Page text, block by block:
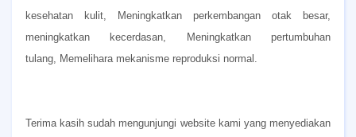
kesehatan kulit,
Meningkatkan perkembangan otak besar,
meningkatkan kecerdasan,
Meningkatkan pertumbuhan
tulang,
Memelihara mekanisme reproduksi normal.
Terima kasih sudah mengunjungi website kami yang menyediakan